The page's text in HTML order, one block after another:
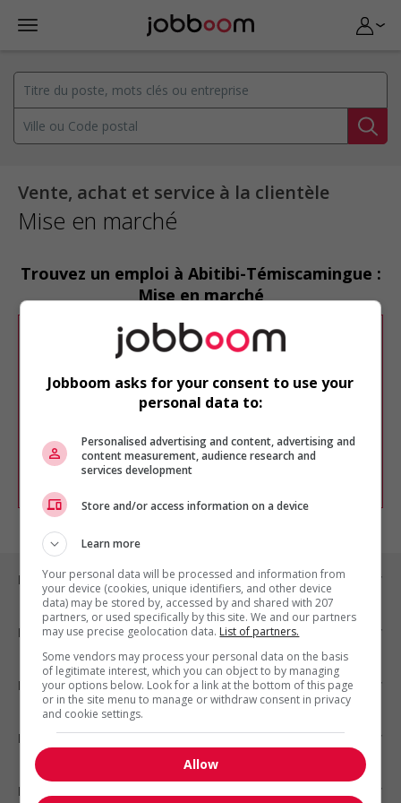
Vente, achat et service à la clientèle
Mise en marché
Trouvez un emploi à Abitibi-Témiscamingue :
Mise en marché
Désolé, cette recherche n'a produit aucun
résultat.
Veuillez faire une nouvelle recherche.
Vous pouvez en tout temps utiliser nos
chercher un poste selon votre profil
d'intérêt en emploi en vousinscrivant
comme membre Jobboom.
Emplois par ville
Emplois par secteur
Emplois par statut
Emplois par type
Nos suggestions
Jobboom asks for your consent to use your
personal data to:
Personalised advertising and content, advertising and
content measurement, audience research and
services development
Store and/or access information on a device
Learn more
Your personal data will be processed and information from
your device (cookies, unique identifiers, and other device
data) may be stored by, accessed by and shared with 207
partners, or used specifically by this site. We and our partners
may use precise geolocation data. List of partners.
Some vendors may process your personal data on the basis
of legitimate interest, which you can object to by managing
your options below. Look for a link at the bottom of this page
or in the site menu to manage or withdraw consent in privacy
and cookie settings.
Allow